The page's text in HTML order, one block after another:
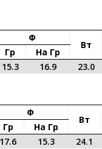
Ф
Вт
Гр На Гр
15.3 16.9 23.0
Ф
Вт
Гр На Гр
17.6 15.3 24.1